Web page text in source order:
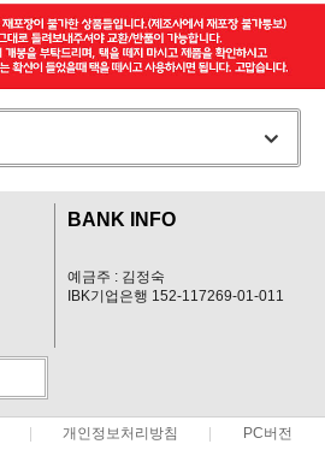
BANK INFO
예금주 : 김정숙
IBK기업은행 152-117269-01-011
개인정보처리방침 PC버전